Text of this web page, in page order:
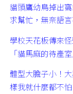
貓頭鷹幼鳥掉出
求幫忙，無奈語
學校天花板傳來
「貓馬麻的待產室
體型大膽子小！
樣我就什麼都不